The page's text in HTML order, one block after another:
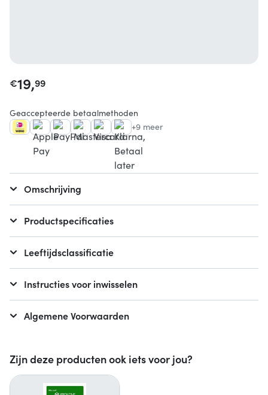
Zijn deze producten ook iets voor jou?
€19,99
Geaccepteerde betaalmethoden
+9 meer
Omschrijving
Productspecificaties
Leeftijdsclassificatie
Instructies voor inwisselen
Algemene Voorwaarden